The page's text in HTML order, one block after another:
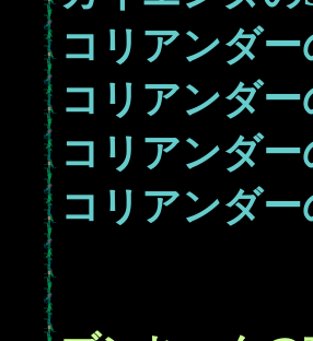
コリアンダ
コリアンダ
コリアンダ
コリアンダー